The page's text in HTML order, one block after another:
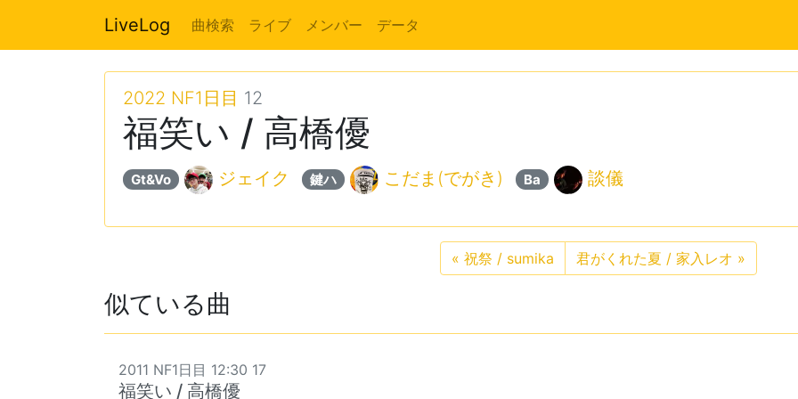
LiveLog 曲検索 ライブ メンバー データ
2022 NF1日目 12
福笑い / 高橋優
Gt&Vo ジェイク 鍵ハ こだま(でがき) Ba 談儀
« 祝祭 / sumika 君がくれた夏 / 家入レオ »
似ている曲
2011 NF1日目 12:30 17
福笑い / 高橋優